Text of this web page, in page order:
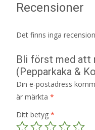
Recensioner
Det finns inga
Bli först med att
(Pepparkaka &
Din e-postadress
är märkta *
Ditt betyg *